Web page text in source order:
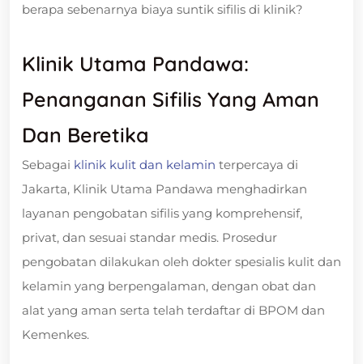
berapa sebenarnya biaya suntik sifilis di klinik?
Klinik Utama Pandawa:
Penanganan Sifilis Yang Aman
Dan Beretika
Sebagai klinik kulit dan kelamin terpercaya di
Jakarta, Klinik Utama Pandawa menghadirkan
layanan pengobatan sifilis yang komprehensif,
privat, dan sesuai standar medis. Prosedur
pengobatan dilakukan oleh dokter spesialis kulit dan
kelamin yang berpengalaman, dengan obat dan
alat yang aman serta telah terdaftar di BPOM dan
Kemenkes.